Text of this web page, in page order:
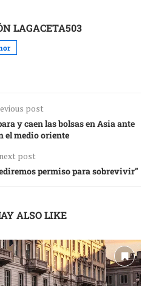
LAGACETA503
post
y caen las bolsas en Asia ante
el medio oriente
next post
permiso para sobrevivir”
ALSO LIKE